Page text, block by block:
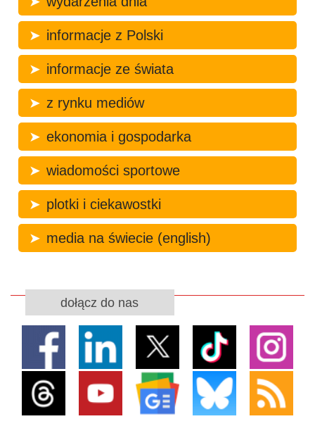
informacje z Polski
informacje ze świata
z rynku mediów
ekonomia i gospodarka
wiadomości sportowe
plotki i ciekawostki
media na świecie (english)
dołącz do nas